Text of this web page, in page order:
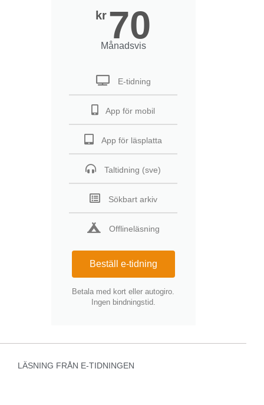
kr 70
Månadsvis
E-tidning
App för mobil
App för läsplatta
Taltidning (sve)
Sökbart arkiv
Offlineläsning
Beställ e-tidning
Betala med kort eller autogiro.
Ingen bindningstid.
LÄSNING FRÅN E-TIDNINGEN